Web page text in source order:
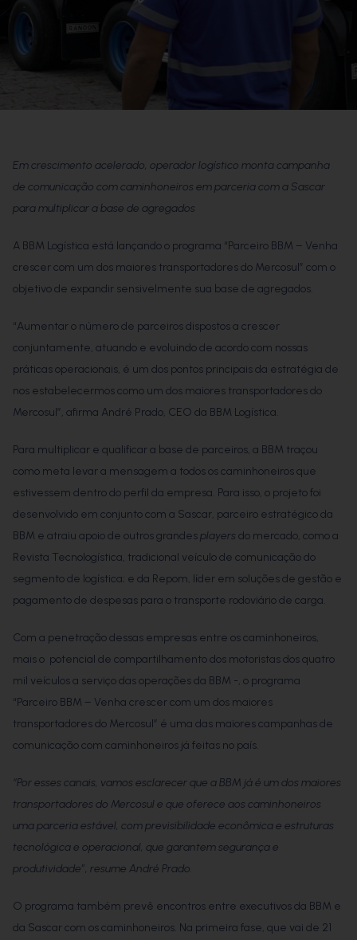
Em crescimento acelerado, operador logístico monta campanha
de comunicação com caminhoneiros em parceria com a Sascar
para multiplicar a base de agregados
A BBM Logística está lançando o programa “Parceiro BBM – Venha
crescer com um dos maiores transportadores do Mercosul” com o
objetivo de expandir sensivelmente sua base de agregados.
“Aumentar o número de parceiros dispostos a crescer
conjuntamente, atuando e evoluindo de acordo com nossas
práticas operacionais, é um dos pontos principais da estratégia de
nos estabelecermos como um dos maiores transportadores do
Mercosul”, afirma André Prado, CEO da BBM Logística.
Para multiplicar e qualificar a base de parceiros, a BBM traçou
como meta levar a mensagem a todos os caminhoneiros que
estivessem dentro do perfil da empresa. Para isso, o projeto foi
desenvolvido em conjunto com a Sascar, parceiro estratégico da
BBM e atraiu apoio de outros grandesplayers do mercado, como a
Revista Tecnologística, tradicional veículo de comunicação do
segmento de logística; e da Repom, líder em soluções de gestão e
pagamento de despesas para o transporte rodoviário de carga.
Com a penetração dessas empresas entre os caminhoneiros,
mais o potencial de compartilhamento dos motoristas dos quatro
mil veículos a serviço das operações da BBM -, o programa
“Parceiro BBM – Venha crescer com um dos maiores
transportadores do Mercosul” é uma das maiores campanhas de
comunicação com caminhoneiros já feitas no país.
“Por esses canais, vamos esclarecer que a BBM já é um dos maiores
transportadores do Mercosul e que oferece aos caminhoneiros
uma parceria estável, com previsibilidade econômica e estruturas
tecnológica e operacional, que garantem segurança e
produtividade”, resume André Prado.
O programa também prevê encontros entre executivos da BBM e
da Sascar com os caminhoneiros. Na primeira fase, que vai de 21